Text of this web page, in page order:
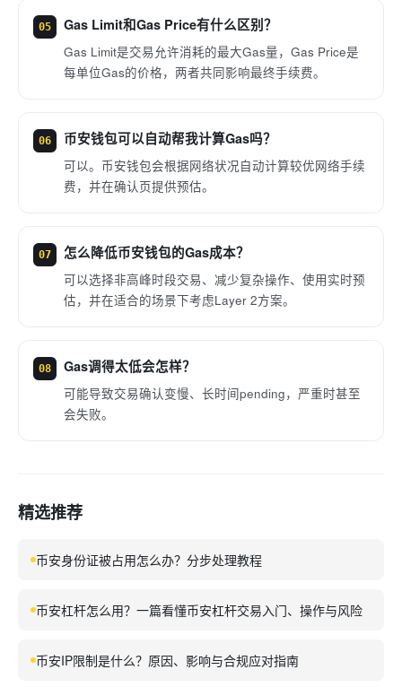
05 Gas Limit和Gas Price有什么区别？
Gas Limit是交易允许消耗的最大Gas量，Gas Price是
每单位Gas的价格，两者共同影响最终手续费。
06 币安钱包可以自动帮我计算Gas吗？
可以。币安钱包会根据网络状况自动计算较优网络手续
费，并在确认页提供预估。
07 怎么降低币安钱包的Gas成本？
可以选择非高峰时段交易、减少复杂操作、使用实时预
估，并在适合的场景下考虑Layer 2方案。
08 Gas调得太低会怎样？
可能导致交易确认变慢、长时间pending，严重时甚至
会失败。
精选推荐
币安身份证被占用怎么办？分步处理教程
币安杠杆怎么用？一篇看懂币安杠杆交易入门、操作与风险
币安IP限制是什么？原因、影响与合规应对指南